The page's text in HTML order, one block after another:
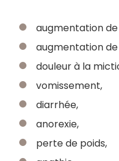
augmentation
augmentation
douleur à la
vomissement,
diarrhée,
anorexie,
perte de poids,